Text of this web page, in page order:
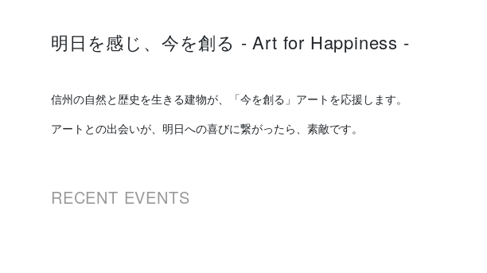
明日を感じ、今を創る - Art for Happiness -
信州の自然と歴史を生きる建物が、「今を創る」アートを応援します。
アートとの出会いが、明日への喜びに繋がったら、素敵です。
RECENT EVENTS